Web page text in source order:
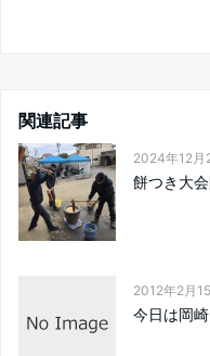
関連記事
2024年12月
餅つき大
2012年2月
今日は岡崎